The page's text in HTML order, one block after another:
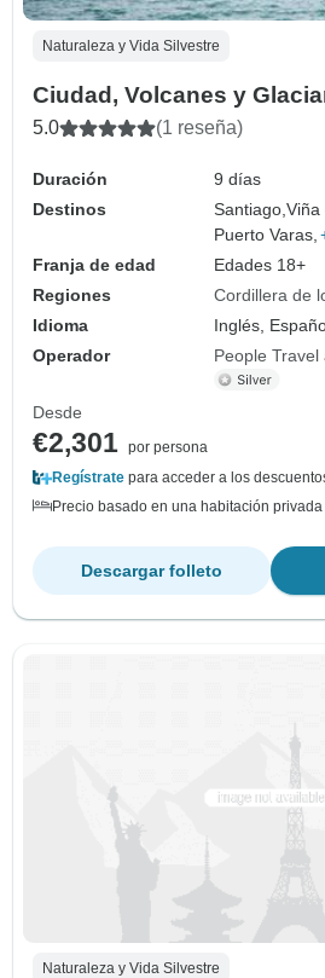
Naturaleza y Vida Silvestre
Ciudad, Volcanes y
5.0 (1 reseña)
Duración
9 días
Destinos
Santiago,Viña
Puerto Varas,
Franja de edad
Edades 18+
Regiones
Cordillera de
Idioma
Inglés,
Operador
People Travel
Desde
€2,301 por persona
Regístrate para acceder a los
Precio basado en una habitación
Descargar folleto
Naturaleza y Vida Silvestre